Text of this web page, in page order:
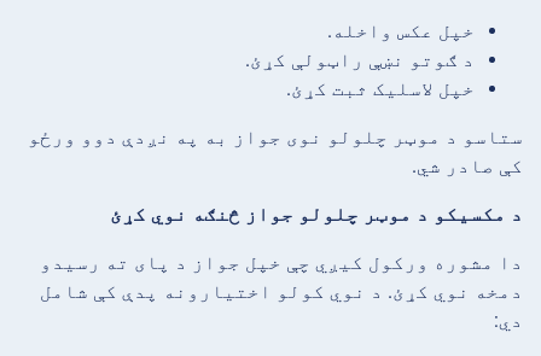
خپل عکس واخله.
د ګوتو نښې راټولې کړئ.
خپل لاسلیک ثبت کړئ.
ستاسو د موټر چلولو نوی جواز به په نږدې دوو ورځو
کې صادر شي.
د مکسیکو د موټر چلولو جواز څنګه نوي کړئ
دا مشوره ورکول کیږي چې خپل جواز د پای ته رسیدو
دمخه نوي کړئ. د نوي کولو اختیارونه پدې کې شامل
دي: